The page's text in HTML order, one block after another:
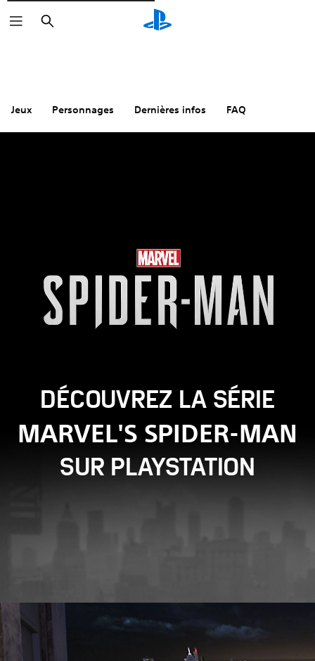
Rechercher
Jeux Personnages Dernières infos FAQ
DÉCOUVREZ LA SÉRIE
MARVEL'S SPIDER-MAN
SUR PLAYSTATION